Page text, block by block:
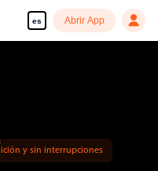
es Abrir App